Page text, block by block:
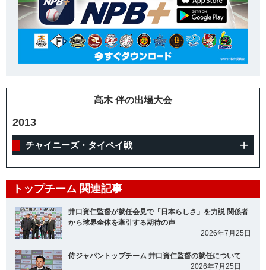
高木 伴の出場大会
2013
チャイニーズ・タイペイ戦
トップチーム 関連記事
井口資仁監督が就任会見で「日本らしさ」を力説 関係者
から球界全体を牽引する期待の声
2026年7月25日
侍ジャパントップチーム 井口資仁監督の就任について
2026年7月25日